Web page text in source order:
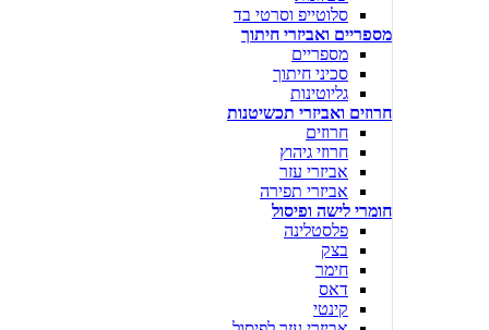
סלוטייפ וסרטי בד
מספריים ואביזרי חיתוך
מספריים
סכיני חיתוך
גליוטינות
חרוזים ואביזרי תכשיטנות
חרוזים
חרוזי גיהוץ
אביזרי עזר
אביזרי תפירה
חומרי לישה ופיסול
פלסטלינה
בצק
חימר
דאס
קינטי